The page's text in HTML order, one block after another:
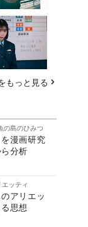
もっと見る
の島のひみつ
を漫画研究
分析
ッティ
のアリエッ
思想